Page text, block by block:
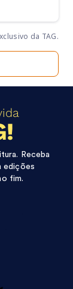
da TAG.
Receba
edições
fim.